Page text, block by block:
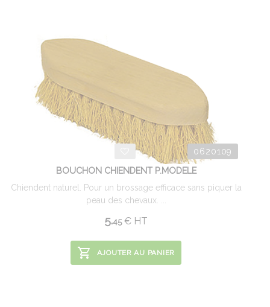
0620109
BOUCHON CHIENDENT P.MODELE
Chiendent naturel. Pour un brossage efficace sans piquer la
peau des chevaux. ...
5.45 € HT
AJOUTER AU PANIER